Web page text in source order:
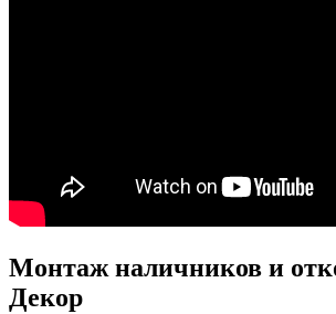
Монтаж наличников и
Декор